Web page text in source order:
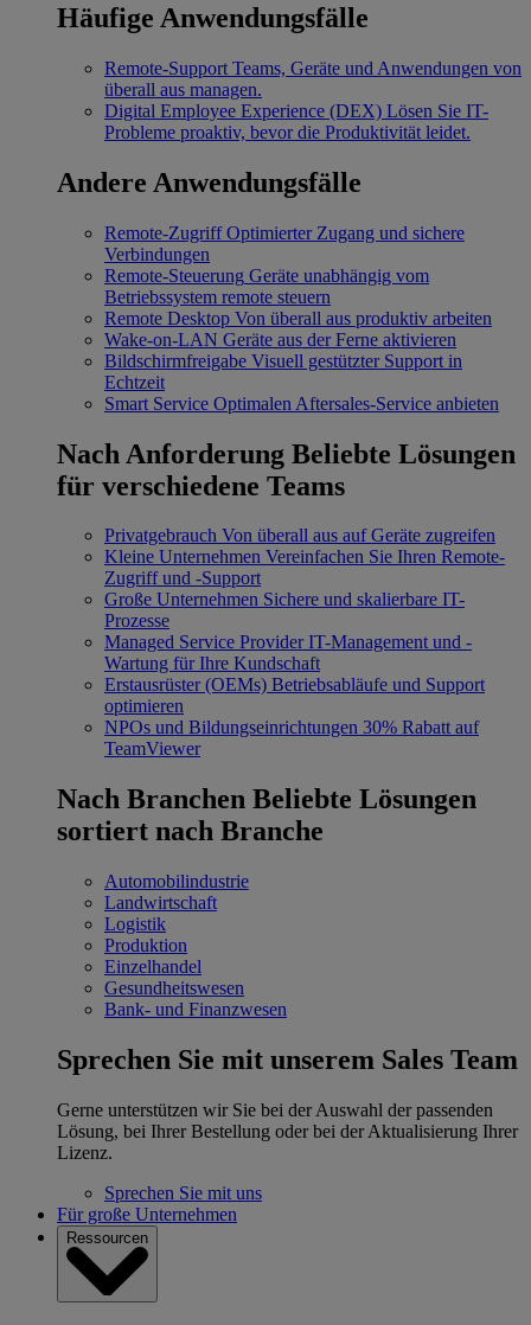
Häufige Anwendungsfälle
Remote-Support Teams, Geräte und Anwendungen von
überall aus managen.
Digital Employee Experience (DEX) Lösen Sie IT-
Probleme proaktiv, bevor die Produktivität leidet.
Andere Anwendungsfälle
Remote-Zugriff Optimierter Zugang und sichere
Verbindungen
Remote-Steuerung Geräte unabhängig vom
Betriebssystem remote steuern
Remote Desktop Von überall aus produktiv arbeiten
Wake-on-LAN Geräte aus der Ferne aktivieren
Bildschirmfreigabe Visuell gestützter Support in
Echtzeit
Smart Service Optimalen Aftersales-Service anbieten
Nach Anforderung Beliebte Lösungen
für verschiedene Teams
Privatgebrauch Von überall aus auf Geräte zugreifen
Kleine Unternehmen Vereinfachen Sie Ihren Remote-
Zugriff und -Support
Große Unternehmen Sichere und skalierbare IT-
Prozesse
Managed Service Provider IT-Management und -
Wartung für Ihre Kundschaft
Erstausrüster (OEMs) Betriebsabläufe und Support
optimieren
NPOs und Bildungseinrichtungen 30% Rabatt auf
TeamViewer
Nach Branchen Beliebte Lösungen
sortiert nach Branche
Automobilindustrie
Landwirtschaft
Logistik
Produktion
Einzelhandel
Gesundheitswesen
Bank- und Finanzwesen
Sprechen Sie mit unserem Sales Team
Gerne unterstützen wir Sie bei der Auswahl der passenden
Lösung, bei Ihrer Bestellung oder bei der Aktualisierung Ihrer
Lizenz.
Sprechen Sie mit uns
Für große Unternehmen
Ressourcen